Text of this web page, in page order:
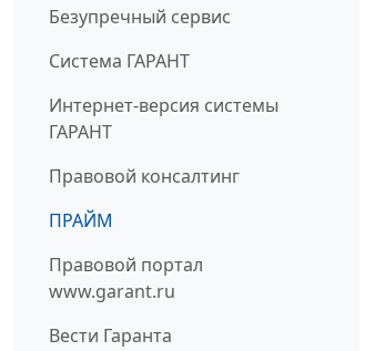
Безупречный сервис
Система ГАРАНТ
Интернет-версия системы
ГАРАНТ
Правовой консалтинг
ПРАЙМ
Правовой портал
www.garant.ru
Вести Гаранта